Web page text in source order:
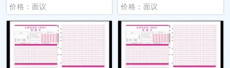
价格：面议 价格：面议